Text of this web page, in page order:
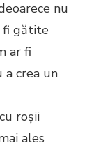
nu
fi gătite
ar fi
crea un
roșii
ales